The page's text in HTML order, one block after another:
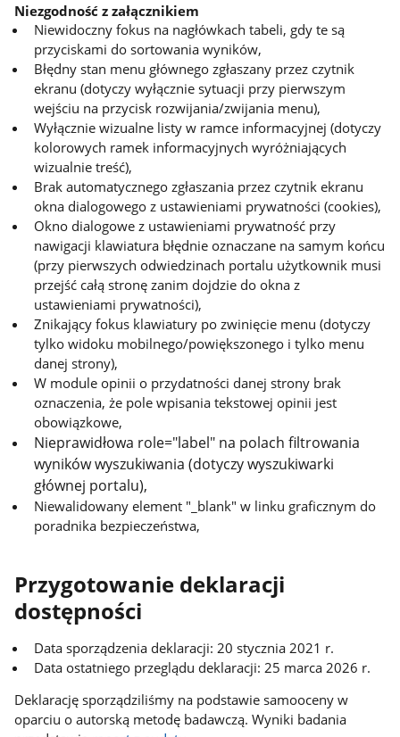
Niezgodność z załącznikiem
Niewidoczny fokus na nagłówkach tabeli, gdy te są
przyciskami do sortowania wyników,
Błędny stan menu głównego zgłaszany przez czytnik
ekranu (dotyczy wyłącznie sytuacji przy pierwszym
wejściu na przycisk rozwijania/zwijania menu),
Wyłącznie wizualne listy w ramce informacyjnej (dotyczy
kolorowych ramek informacyjnych wyróżniających
wizualnie treść),
Brak automatycznego zgłaszania przez czytnik ekranu
okna dialogowego z ustawieniami prywatności (cookies),
Okno dialogowe z ustawieniami prywatność przy
nawigacji klawiatura błędnie oznaczane na samym końcu
(przy pierwszych odwiedzinach portalu użytkownik musi
przejść całą stronę zanim dojdzie do okna z
ustawieniami prywatności),
Znikający fokus klawiatury po zwinięcie menu (dotyczy
tylko widoku mobilnego/powiększonego i tylko menu
danej strony),
W module opinii o przydatności danej strony brak
oznaczenia, że pole wpisania tekstowej opinii jest
obowiązkowe,
Nieprawidłowa role="label" na polach filtrowania
wyników wyszukiwania (dotyczy wyszukiwarki
głównej portalu),
Niewalidowany element "_blank" w linku graficznym do
poradnika bezpieczeństwa,
Przygotowanie deklaracji
dostępności
Data sporządzenia deklaracji: 20 stycznia 2021 r.
Data ostatniego przeglądu deklaracji: 25 marca 2026 r.
Deklarację sporządziliśmy na podstawie samooceny w
oparciu o autorską metodę badawczą. Wyniki badania